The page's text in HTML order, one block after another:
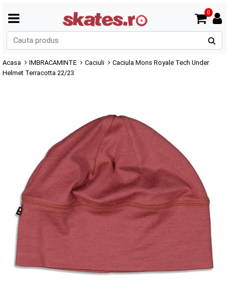
0
Acasa IMBRACAMINTE Caciuli
Caciula Mons Royale Tech Under
Helmet Terracotta 22/23